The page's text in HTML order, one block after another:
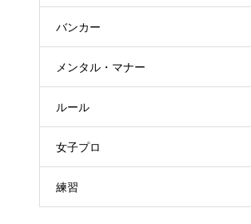
バンカー
メンタル・マナー
ルール
女子プロ
練習